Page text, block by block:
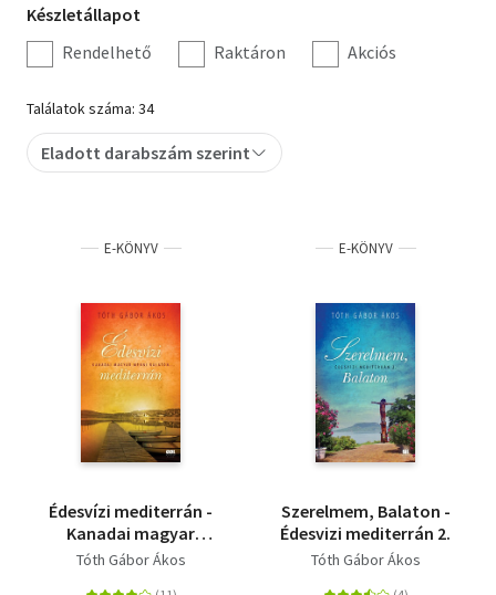
Hobbi, szabadidő
Irodalom
Művészet
Szakkönyv
Tankönyv, segédkönyv
Társadalomtudomány
Természettudomány
Készletállapot
szűrés
Készletállapot
Rendelhető
Raktáron Akciós
Találatok száma: 34
Eladott darabszám szerint
E-KÖNYV
Édesvízi mediterrán -
Kanadai magyar
menni Balaton…
Tóth Gábor Ákos
E-KÖNYV
Szerelmem, Balaton -
Édesvizi mediterrán 2.
Tóth Gábor Ákos